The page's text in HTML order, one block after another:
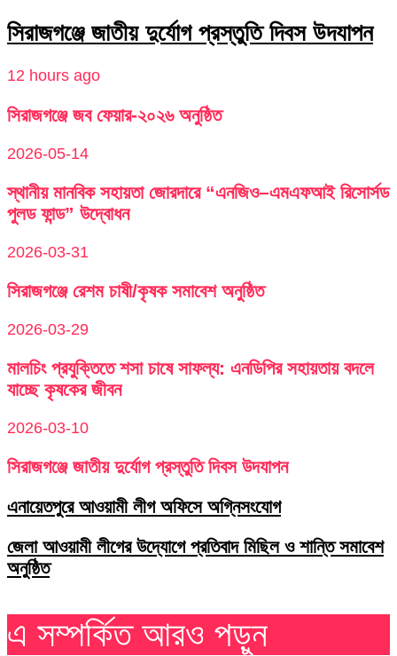
সিরাজগঞ্জে জাতীয় দুর্যোগ প্রস্তুতি দিবস উদযাপন
12 hours ago
সিরাজগঞ্জে জব ফেয়ার-২০২৬ অনুষ্ঠিত
2026-05-14
স্থানীয় মানবিক সহায়তা জোরদারে “এনজিও–এমএফআই রিসোর্সড
পুলড ফান্ড” উদ্বোধন
2026-03-31
সিরাজগঞ্জে রেশম চাষী/কৃষক সমাবেশ অনুষ্ঠিত
2026-03-29
মালচিং প্রযুক্তিতে শসা চাষে সাফল্য: এনডিপির সহায়তায় বদলে
যাচ্ছে কৃষকের জীবন
2026-03-10
সিরাজগঞ্জে জাতীয় দুর্যোগ প্রস্তুতি দিবস উদযাপন
এনায়েতপুরে আওয়ামী লীগ অফিসে অগ্নিসংযোগ
জেলা আওয়ামী লীগের উদ্যোগে প্রতিবাদ মিছিল ও শান্তি সমাবেশ
অনুষ্ঠিত
এ সম্পর্কিত আরও পড়ুন